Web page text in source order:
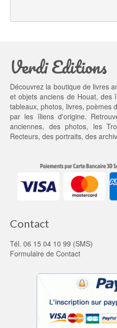
é
t :
5,
0
0 €.
Verdi Editions
Découvrez la boutique de livres
et objets anciens de Houat, des
tableaux, photos, livres, poèmes
par les îliens d'origine.
anciennes, desphotos, les
Recteurs, des portraits, des
Contact
Tél. 06 15 04 10 99 (SMS)
Formulaire de Contact